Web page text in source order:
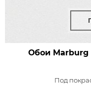
Обои Marburg
Под